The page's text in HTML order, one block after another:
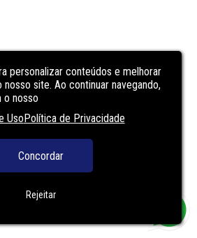
personalizar conteúdos e melhorar
nosso site. Ao continuar navegando,
nosso
UsoPolítica de Privacidade
Concordar
Rejeitar